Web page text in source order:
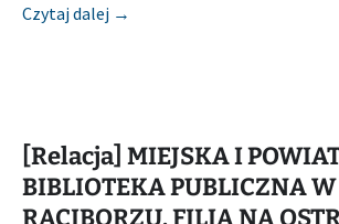
Czytaj dalej [Relacja] MIEJSKA I
→
[Relacja] MIEJSKA I
BIBLIOTEKA PUBLICZNA W